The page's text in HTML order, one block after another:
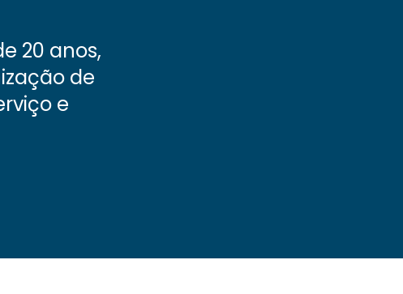
20 anos,
de
e